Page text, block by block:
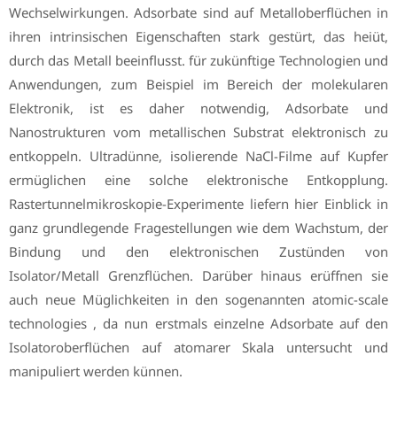
Wechselwirkungen. Adsorbate sind auf Metalloberflüchen in
ihren intrinsischen Eigenschaften stark gestürt, das heiüt,
durch das Metall beeinflusst. für zukünftige Technologien und
Anwendungen, zum Beispiel im Bereich der molekularen
Elektronik, ist es daher notwendig, Adsorbate und
Nanostrukturen vom metallischen Substrat elektronisch zu
entkoppeln. Ultradünne, isolierende NaCl-Filme auf Kupfer
ermüglichen eine solche elektronische Entkopplung.
Rastertunnelmikroskopie-Experimente liefern hier Einblick in
ganz grundlegende Fragestellungen wie dem Wachstum, der
Bindung und den elektronischen Zustünden von
Isolator/Metall Grenzflüchen. Darüber hinaus erüffnen sie
auch neue Müglichkeiten in den sogenannten atomic-scale
technologies , da nun erstmals einzelne Adsorbate auf den
Isolatoroberflüchen auf atomarer Skala untersucht und
manipuliert werden künnen.